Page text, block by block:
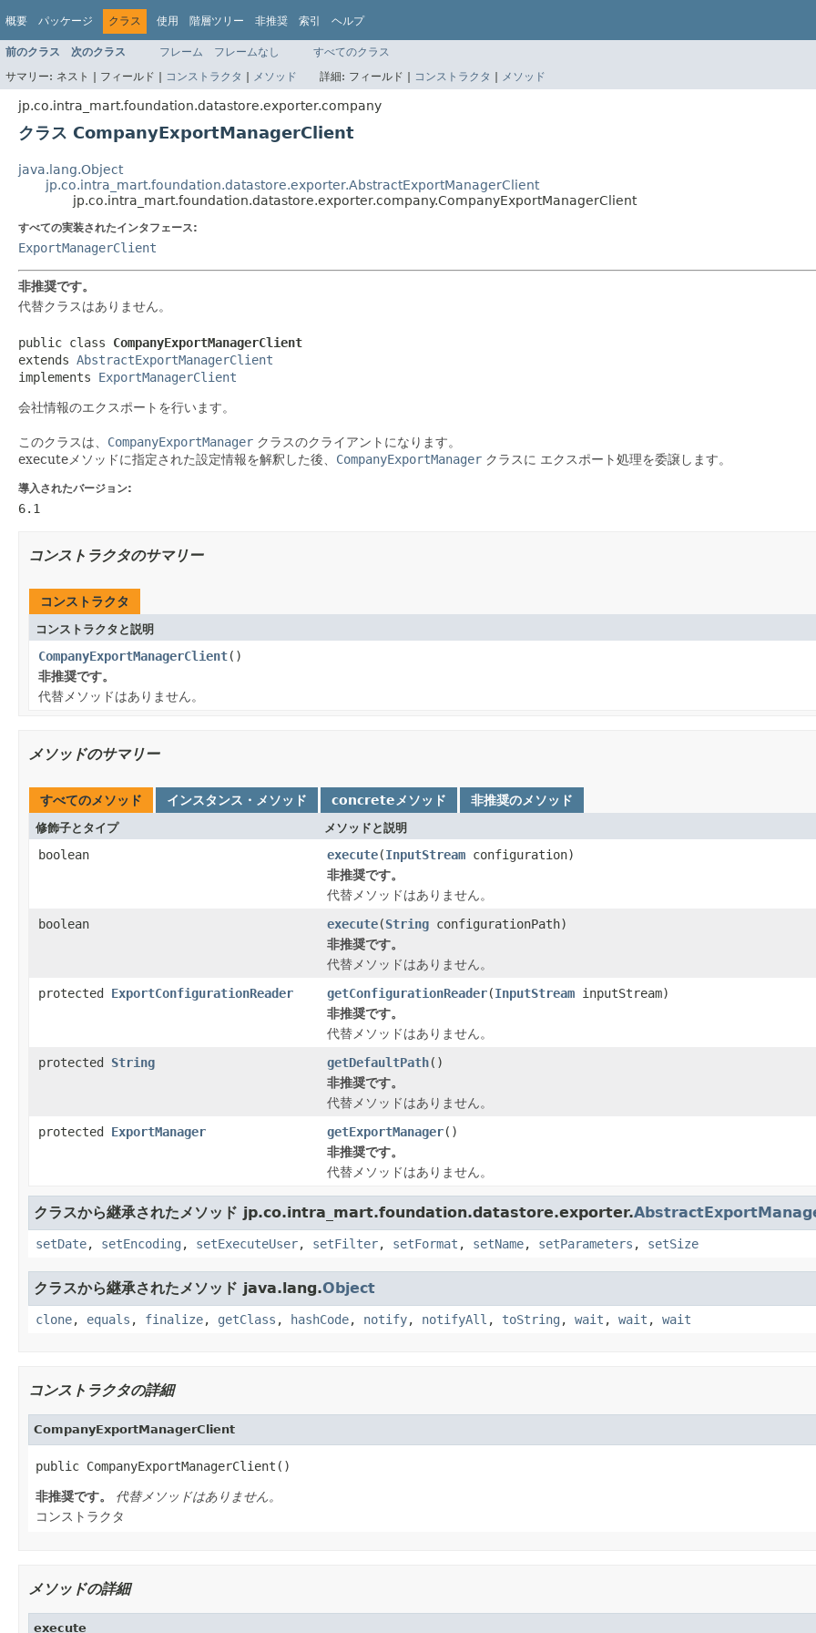
概要 パッケージ クラス 使用 階層ツリー 非推奨 索引 ヘルプ
前のクラス 次のクラス フレーム フレームなし
すべてのクラス
サマリー: ネスト | フィールド | コンストラクタ | メソッド 詳細: フィールド | コンストラクタ | メソッド
jp.co.intra_mart.foundation.datastore.exporter.company
クラス CompanyExportManagerClient
java.lang.Object
jp.co.intra_mart.foundation.datastore.exporter.AbstractExportManagerClient
jp.co.intra_mart.foundation.datastore.exporter.company.CompanyExportManagerClient
すべての実装されたインタフェース:
ExportManagerClient
非推奨です。
代替クラスはありません。
public class CompanyExportManagerClient
extends AbstractExportManagerClient
implements ExportManagerClient
会社情報のエクスポートを行います。
このクラスは、 CompanyExportManager クラスのクライアントになります。
executeメソッドに指定された設定情報を解釈した後、 CompanyExportManager クラスに エクスポート処理を委譲します。
導入されたバージョン:
6.1
コンストラクタのサマリー
コンストラクタ
コンストラクタと説明
CompanyExportManagerClient()
非推奨です。
代替メソッドはありません。
メソッドのサマリー
すべてのメソッド インスタンス・メソッド concreteメソッド 非推奨のメソッド
修飾子とタイプ メソッドと説明
boolean execute(InputStream configuration)
非推奨です。
代替メソッドはありません。
boolean
execute(String configurationPath)
非推奨です。
代替メソッドはありません。
protected ExportConfigurationReader getConfigurationReader(InputStream inputStream)
非推奨です。
代替メソッドはありません。
protected String getDefaultPath()
非推奨です。
代替メソッドはありません。
protected ExportManager getExportManager()
非推奨です。
代替メソッドはありません。
クラスから継承されたメソッド jp.co.intra_mart.foundation.datastore.exporter.
setDate, setEncoding , setExecuteUser, setFilter, setFormat , setName, setParameters , setSize
クラスから継承されたメソッド java.lang.Object
clone, equals , finalize, getClass , hashCode, notify, notifyAll , toString , wait , wait , wait
コンストラクタの詳細
CompanyExportManagerClient
public CompanyExportManagerClient()
非推奨です。
代替メソッドはありません。
コンストラクタ
メソッドの詳細
execute